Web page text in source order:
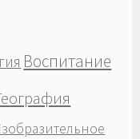
Воспитание